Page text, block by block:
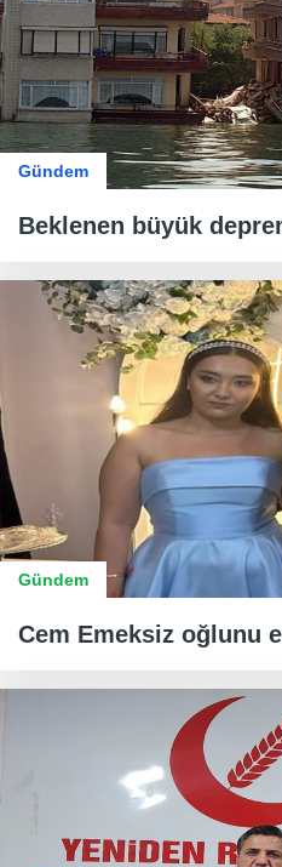
Gündem
Beklenen büyük
Gündem
Cem Emeksiz oğlunu